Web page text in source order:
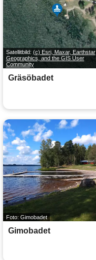
Satellitbild: (c) Esri, Maxar, Earthstar
Geographics, and the GIS User
Community
Gräsöbadet
Foto: Gimobadet
Gimobadet